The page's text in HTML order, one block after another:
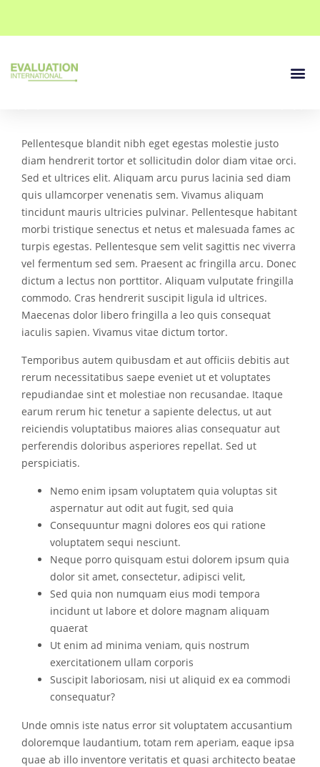
Pellentesque blandit nibh eget egestas molestie justo
diam hendrerit tortor et sollicitudin dolor diam vitae orci.
Sed et ultrices elit. Aliquam arcu purus lacinia sed diam
quis ullamcorper venenatis sem. Vivamus aliquam
tincidunt mauris ultricies pulvinar. Pellentesque habitant
morbi tristique senectus et netus et malesuada fames ac
turpis egestas. Pellentesque sem velit sagittis nec viverra
vel fermentum sed sem. Praesent ac fringilla arcu. Donec
dictum a lectus non porttitor. Aliquam vulputate fringilla
commodo. Cras hendrerit suscipit ligula id ultrices.
Maecenas dolor libero fringilla a leo quis consequat
iaculis sapien. Vivamus vitae dictum tortor.
Temporibus autem quibusdam et aut officiis debitis aut
rerum necessitatibus saepe eveniet ut et voluptates
repudiandae sint et molestiae non recusandae. Itaque
earum rerum hic tenetur a sapiente delectus, ut aut
reiciendis voluptatibus maiores alias consequatur aut
perferendis doloribus asperiores repellat. Sed ut
perspiciatis.
Nemo enim ipsam voluptatem quia voluptas sit
aspernatur aut odit aut fugit, sed quia
Consequuntur magni dolores eos qui ratione
voluptatem sequi nesciunt.
Neque porro quisquam estui dolorem ipsum quia
dolor sit amet, consectetur, adipisci velit,
Sed quia non numquam eius modi tempora
incidunt ut labore et dolore magnam aliquam
quaerat
Ut enim ad minima veniam, quis nostrum
exercitationem ullam corporis
Suscipit laboriosam, nisi ut aliquid ex ea commodi
consequatur?
Unde omnis iste natus error sit voluptatem accusantium
doloremque laudantium, totam rem aperiam, eaque ipsa
quae ab illo inventore veritatis et quasi architecto beatae